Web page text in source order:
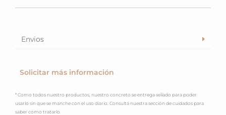
Envios
Solicitar más información
* Como todos nuestro productos, nuestro concreto se entrega sellado para poder
usarlo sin que se manche con el uso diario. Consultá nuestra sección de cuidados para
saber como tratarlo.